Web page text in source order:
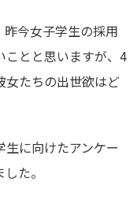
昨今女子学生の採用
ことと思いますが、4
女たちの出世欲はど
に向けたアンケー
た。